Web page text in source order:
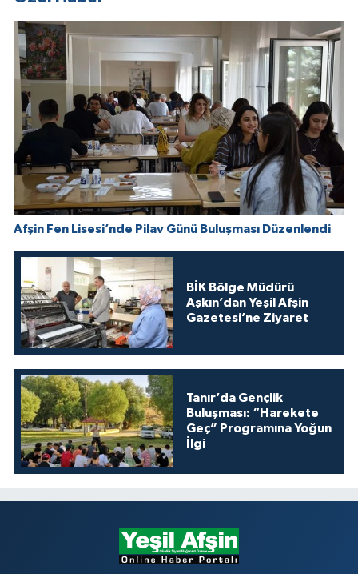
Afşin Fen Lisesi’nde Pilav Günü Buluşması Düzenlendi
BİK Bölge Müdürü
Aşkın’dan Yeşil Afşin
Gazetesi’ne Ziyaret
Tanır’da Gençlik
Buluşması: “Harekete
Geç” Programına Yoğun
İlgi